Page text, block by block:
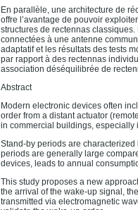
En parallèle, une architecture de
offre l’avantage de pouvoir
structures de rectennas
connectées à une antenne
adaptatif et les résultats des tests
par rapport à des rectennas
association déséquilibrée de
Abstract
Modern electronic devices often
order from a distant actuator
in commercial buildings, especially
Stand-by periods are
periods are generally large
devices, leads to annual
This study proposes a new
the arrival of the wake-up signal,
transmitted via electromagnetic